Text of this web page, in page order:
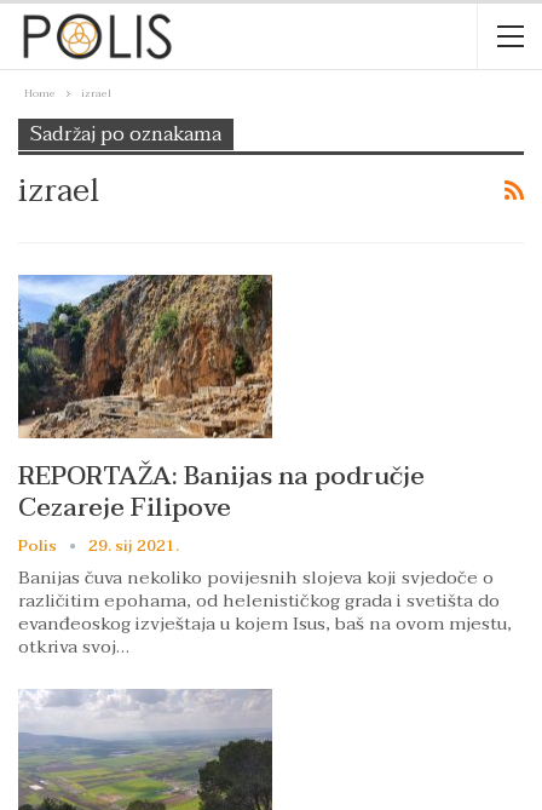
Home izrael
Sadržaj po oznakama
izrael
REPORTAŽA: Banijas na područje
Cezareje Filipove
Polis 29. sij 2021.
Banijas čuva nekoliko povijesnih slojeva koji svjedoče o
različitim epohama, od helenističkog grada i svetišta do
evanđeoskog izvještaja u kojem Isus, baš na ovom mjestu,
otkriva svoj…